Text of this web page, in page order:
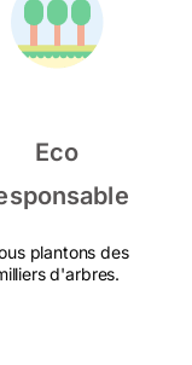
Eco
plantons des
d'arbres.